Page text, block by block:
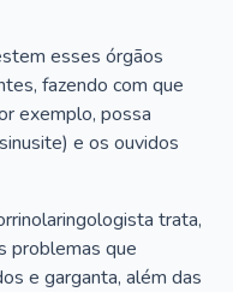
esses órgãos
fazendo com que
exemplo, possa
e os ouvidos
trata,
problemas que
e garganta, além das